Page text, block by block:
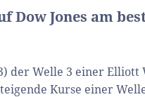
Dow Jones am
der Welle 3 einer Elliott
Kurse einer